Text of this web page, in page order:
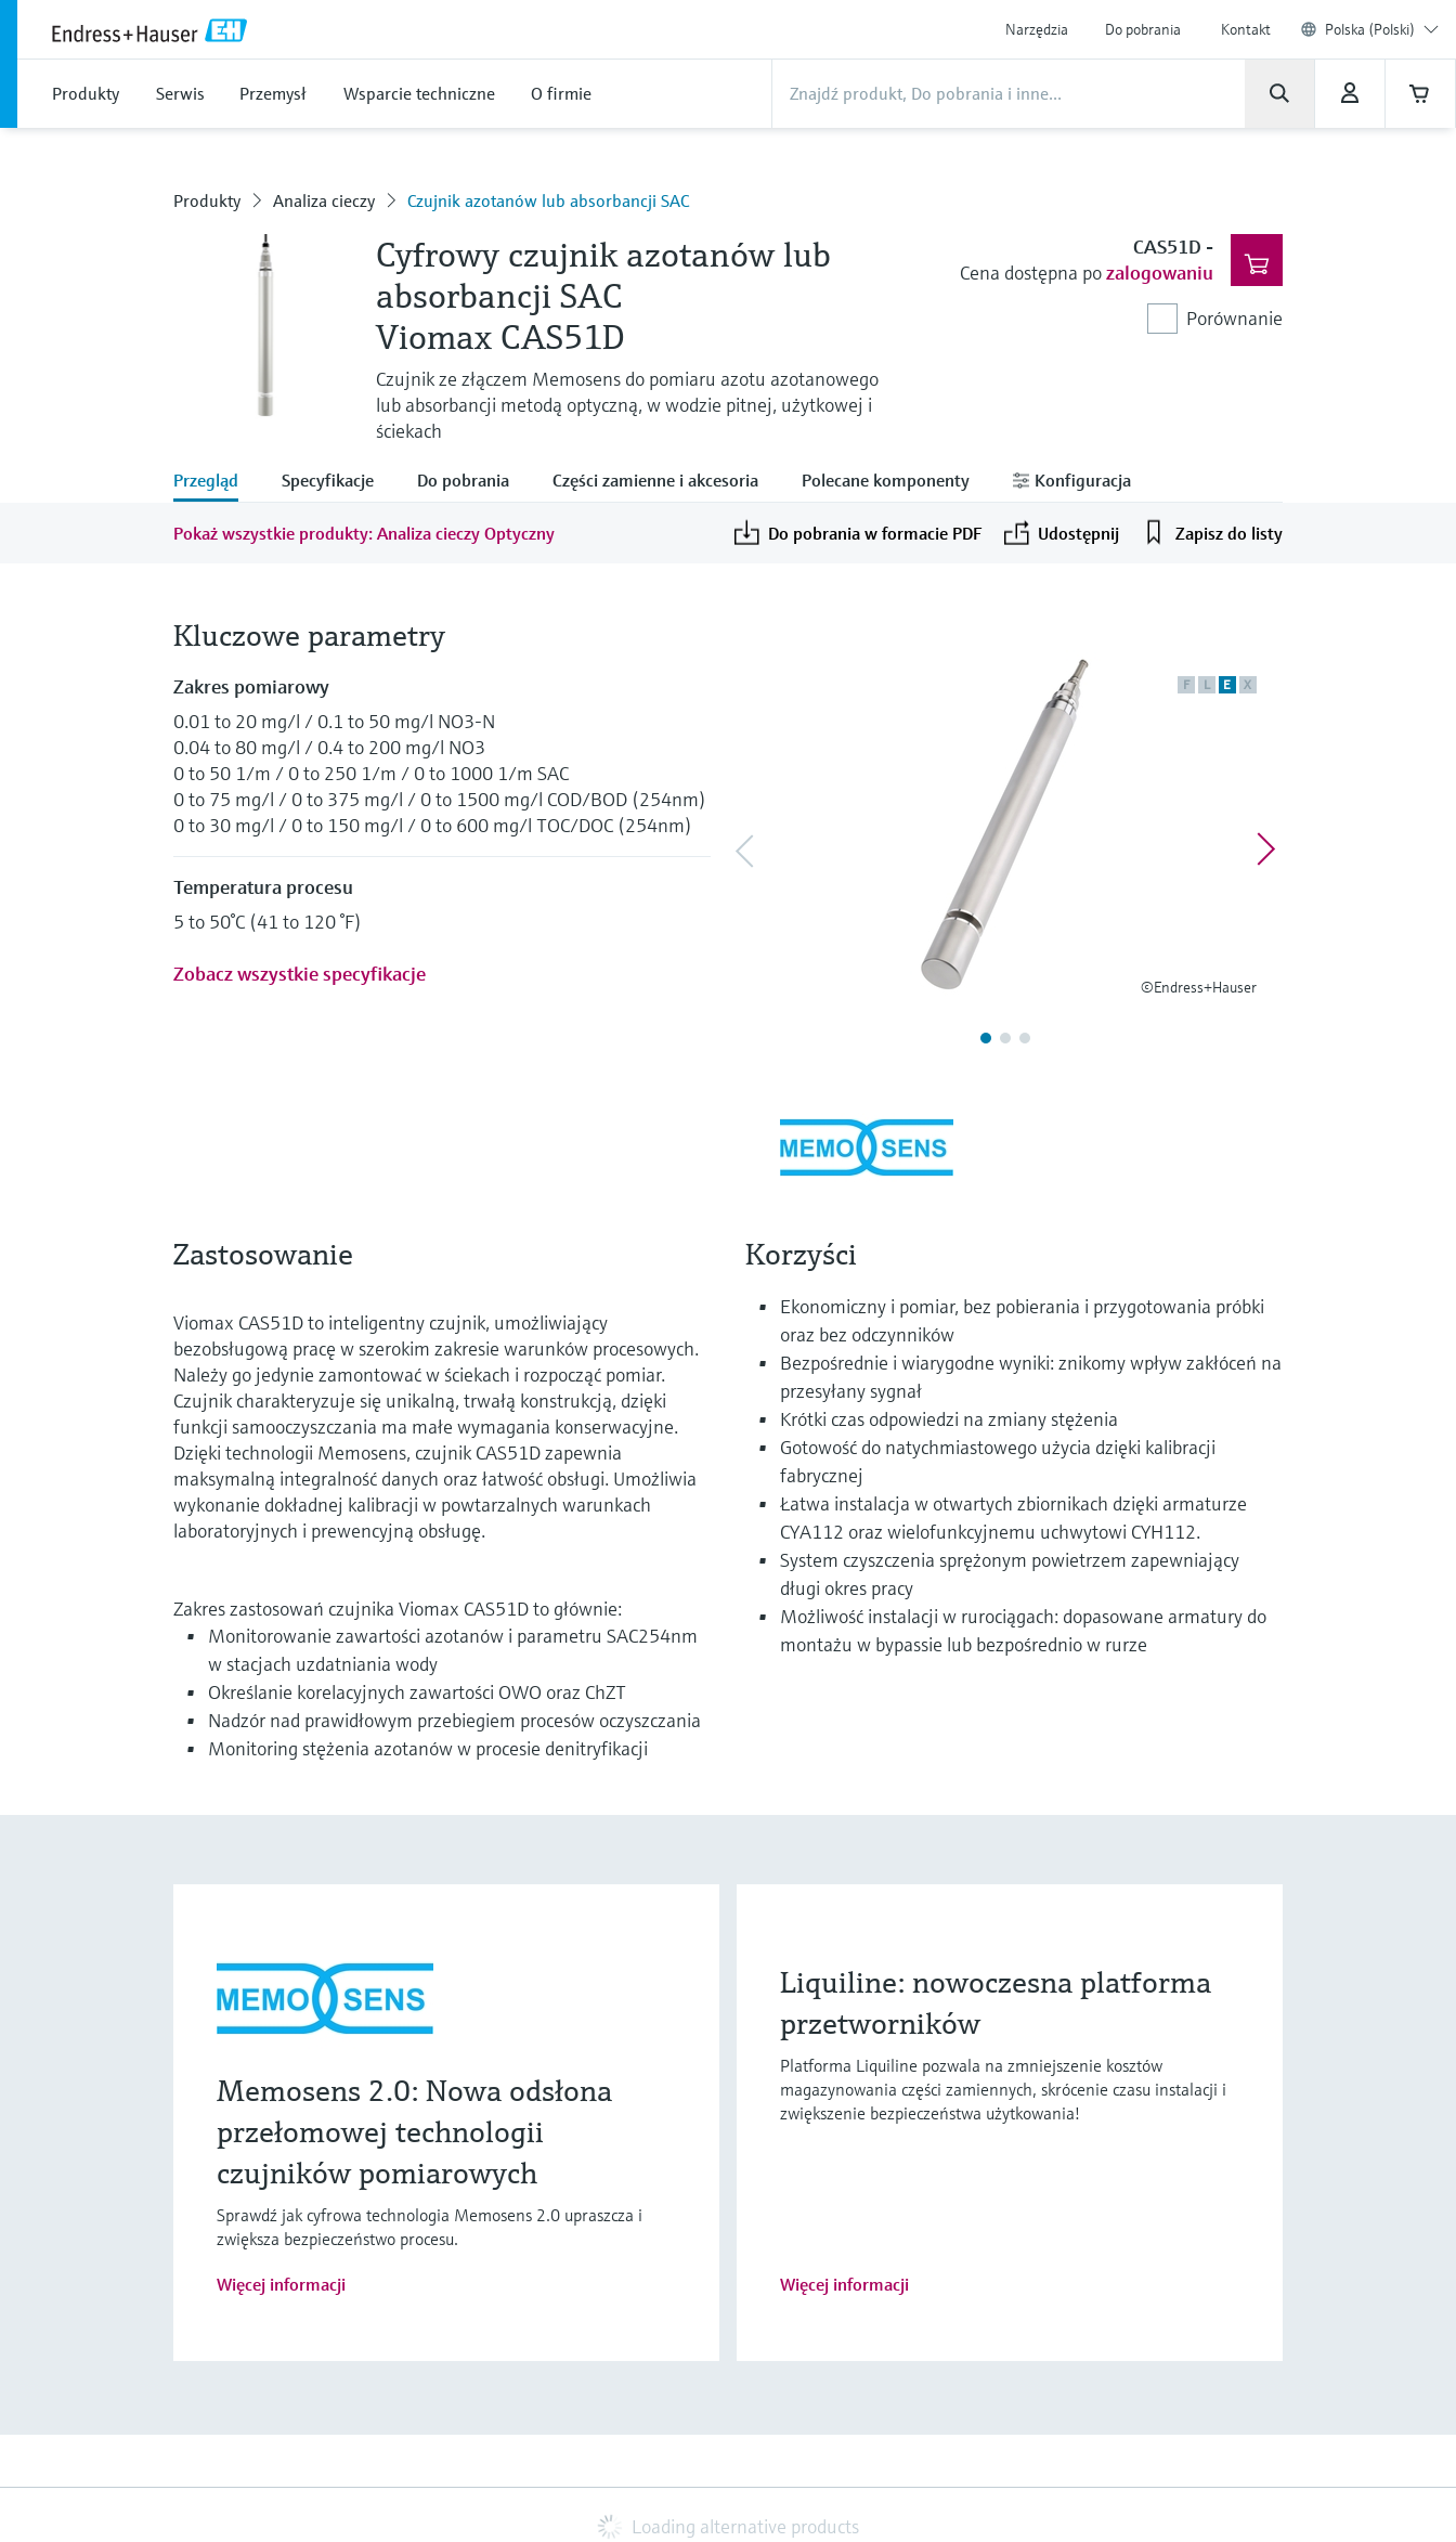
Narzędzia Do pobrania Kontakt Polska (Polski)
Produkty Serwis Przemysł Wsparcie techniczne O firmie
Produkty Analiza cieczy Czujnik azotanów lub absorbancji SAC
Cyfrowy czujnik azotanów lub
absorbancji SAC
Viomax CAS51D
Czujnik ze złączem Memosens do pomiaru azotu azotanowego
lub absorbancji metodą optyczną, w wodzie pitnej, użytkowej i
ściekach
CAS51D -
Cena dostępna pozalogowaniu
Porównanie
Przegląd Specyfikacje Do pobrania Części zamienne i akcesoria Polecane komponenty Konfiguracja
Pokaż wszystkie produkty: Analiza cieczy Optyczny Do pobrania w formacie PDF Udostępnij Zapisz do listy
F L E X
©Endress+Hauser
Kluczowe parametry
Zakres pomiarowy
0.01 to 20 mg/l / 0.1 to 50 mg/l NO3-N
0.04 to 80 mg/l / 0.4 to 200 mg/l NO3
0 to 50 1/m / 0 to 250 1/m / 0 to 1000 1/m SAC
0 to 75 mg/l / 0 to 375 mg/l / 0 to 1500 mg/l COD/BOD (254nm)
0 to 30 mg/l / 0 to 150 mg/l / 0 to 600 mg/l TOC/DOC (254nm)
Temperatura procesu
5 to 50°C (41 to 120 °F)
Zobacz wszystkie specyfikacje
Zastosowanie
Viomax CAS51D to inteligentny czujnik, umożliwiający
bezobsługową pracę w szerokim zakresie warunków procesowych.
Należy go jedynie zamontować w ściekach i rozpocząć pomiar.
Czujnik charakteryzuje się unikalną, trwałą konstrukcją, dzięki
funkcji samooczyszczania ma małe wymagania konserwacyjne.
Dzięki technologii Memosens, czujnik CAS51D zapewnia
maksymalną integralność danych oraz łatwość obsługi. Umożliwia
wykonanie dokładnej kalibracji w powtarzalnych warunkach
laboratoryjnych i prewencyjną obsługę.
Zakres zastosowań czujnika Viomax CAS51D to głównie:
Monitorowanie zawartości azotanów i parametru SAC254nm
w stacjach uzdatniania wody
Określanie korelacyjnych zawartości OWO oraz ChZT
Nadzór nad prawidłowym przebiegiem procesów oczyszczania
Monitoring stężenia azotanów w procesie denitryfikacji
Korzyści
Ekonomiczny i pomiar, bez pobierania i przygotowania próbki
oraz bez odczynników
Bezpośrednie i wiarygodne wyniki: znikomy wpływ zakłóceń na
przesyłany sygnał
Krótki czas odpowiedzi na zmiany stężenia
Gotowość do natychmiastowego użycia dzięki kalibracji
fabrycznej
Łatwa instalacja w otwartych zbiornikach dzięki armaturze
CYA112 oraz wielofunkcyjnemu uchwytowi CYH112.
System czyszczenia sprężonym powietrzem zapewniający
długi okres pracy
Możliwość instalacji w rurociągach: dopasowane armatury do
montażu w bypassie lub bezpośrednio w rurze
Memosens 2.0: Nowa odsłona
przełomowej technologii
czujników pomiarowych
Sprawdź jak cyfrowa technologia Memosens 2.0 upraszcza i
zwiększa bezpieczeństwo procesu.
Więcej informacji
Liquiline: nowoczesna platforma
przetworników
Platforma Liquiline pozwala na zmniejszenie kosztów
magazynowania części zamiennych, skrócenie czasu instalacji i
zwiększenie bezpieczeństwa użytkowania!
Więcej informacji
Loading alternative products